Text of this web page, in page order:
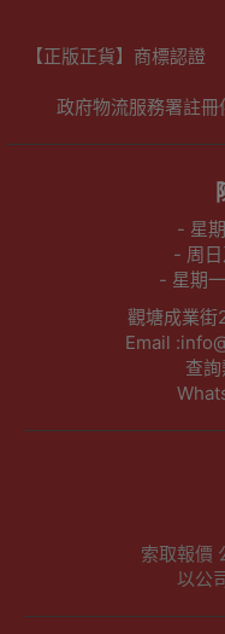
【正版正貨】商標認證
政府物流服務署註冊
- 星
- 周
- 星期
觀塘成業
Email
查
索取報價
以公